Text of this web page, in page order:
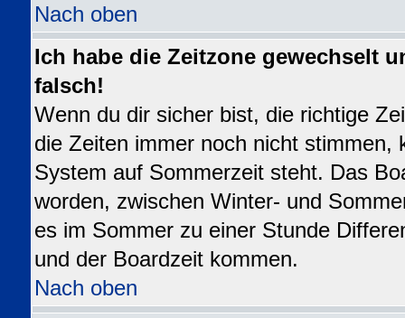
Nach oben
Ich habe die Zeitzone gewechselt
falsch!
Wenn du dir sicher bist, die richtige
die Zeiten immer noch nicht stimmen,
System auf Sommerzeit steht. Das
worden, zwischen Winter- und
es im Sommer zu einer Stunde
und der Boardzeit kommen.
Nach oben